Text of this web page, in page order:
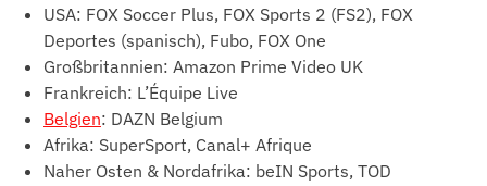
USA: FOX Soccer Plus, FOX Sports 2 (FS2), FOX
Deportes (spanisch), Fubo, FOX One
Großbritannien: Amazon Prime Video UK
Frankreich: L’Équipe Live
Belgien: DAZN Belgium
Afrika: SuperSport, Canal+ Afrique
Naher Osten & Nordafrika: beIN Sports, TOD